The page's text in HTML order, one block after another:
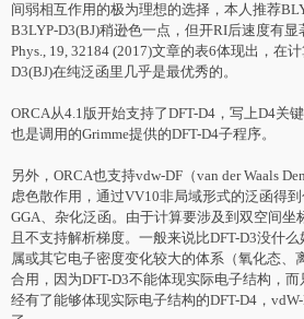
间弱相互作用的极为理想的选择，本人推荐
B3LYP-D3(BJ)稍逊色一点，但开RI后速度有显
Phys., 19, 32184 (2017)文章的表6体现出，在
D3(BJ)在纯泛函里几乎是最优秀的。
ORCA从4.1版开始支持了DFT-D4，写上D4关
也是调用的Grimme提供的DFT-D4子程序。
另外，ORCA也支持vdw-DF（van der Waals
虑色散作用，通过VV10非局域形式的泛函得
GGA、杂化泛函。由于计算要涉及到双空间坐
且不支持解析梯度。一般来说比DFT-D3没什
属或其它电子密度变化较大的体系（氧化态、
合用，因为DFT-D3不能体现实际电子结构，
经有了能够体现实际电子结构的DFT-D4，